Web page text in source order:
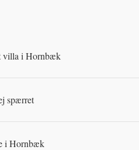
villa i Hornbæk
spærret
i Hornbæk